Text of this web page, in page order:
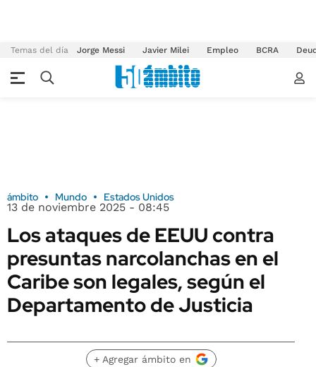
Temas del día Jorge Messi Javier Milei Empleo BCRA
ámbito Mundo Estados Unidos
13 de noviembre 2025 - 08:45
Los ataques de EEUU contra
presuntas narcolanchas en el
Caribe son legales, según el
Departamento de Justicia
+ Agregar ámbito en